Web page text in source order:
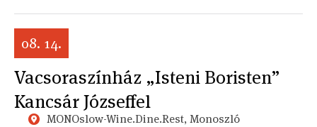
08. 14.
Vacsoraszínház „Isteni Boristen”
Kancsár Józseffel
MONOslow-Wine.Dine.Rest, Monoszló